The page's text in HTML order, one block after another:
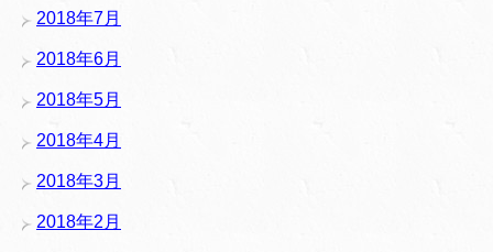
2018年7月
2018年6月
2018年5月
2018年4月
2018年3月
2018年2月